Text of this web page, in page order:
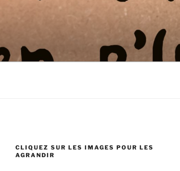
CLIQUEZ SUR LES IMAGES POUR LES
AGRANDIR